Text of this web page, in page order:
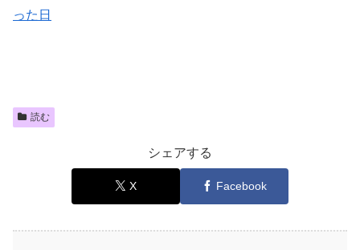
った日
読む
シェアする
X Facebook